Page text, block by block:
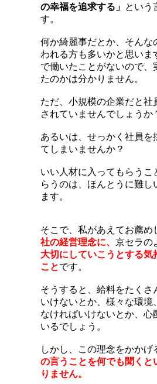
の幸福を追求する」 という
す。
何か綺麗事だとか、そんな
われる方も多いかと思いま
で働いたことがないので、
たのかは分かりません。
ただ、小規模の企業だと社
されていませんでしょうか
あるいは、せっかく社員を
てしまいませんか？
いい人材に入ってもらうこ
らうのは、ほんとうに難し
ます。
そこで、私があえてお薦め
社の経営理念に、 京セラの
大切にしていこうとする気
ことです。
そうすると、給料をたくさ
いけないとか、様々な環境
なければいけないとか、心
いるでしょう。
しかし、この理念をかかげ
の言うことを何でも聞くと
りません。